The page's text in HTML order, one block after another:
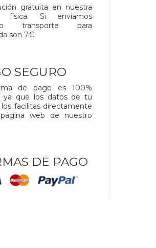
gratuita en nuestra
física. Si enviamos
transporte para
son 7€
SEGURO
de pago es 100%
ya que los datos de tu
facilitas directamente
web de nuestro
DE PAGO